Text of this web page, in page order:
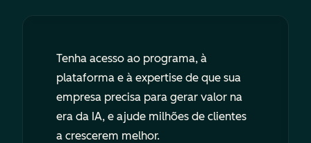
Tenha acesso ao programa, à
plataforma e à expertise de que sua
empresa precisa para gerar valor na
era da IA, e ajude milhões de clientes
a crescerem melhor.